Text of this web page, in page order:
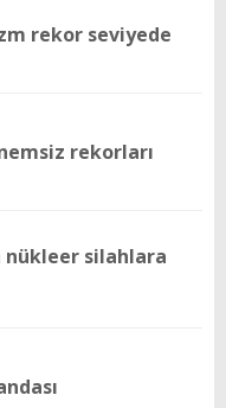
rekor seviyede
rekorları
nükleer silahlara